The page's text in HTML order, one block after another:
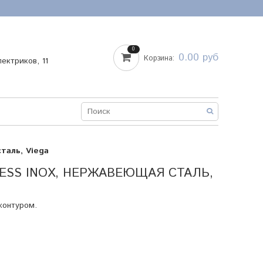
11
0
Корзина: 0.00 руб
Viega
INOX, НЕРЖАВЕЮЩАЯ СТАЛЬ,